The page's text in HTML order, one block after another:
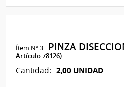
Ítem Nº 3 PINZA
Artículo 78126)
Cantidad: 2,00 UNIDAD